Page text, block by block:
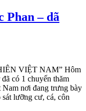
Phan – dã
VIỆT NAM” Hôm
có 1 chuyến thăm
Nam nơi đang trưng bày
lưỡng cư, cá, côn